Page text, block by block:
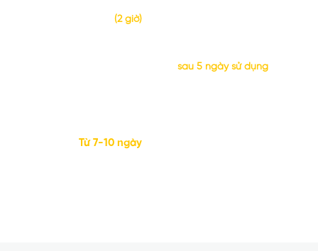
Từ 7-10 ngày
(2 giờ)
sau 5 ngày sử dụng